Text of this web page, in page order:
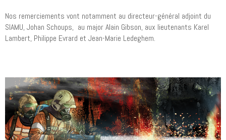
Nos remerciements vont notamment au directeur-général adjoint du
SIAMU, Johan Schoups, au major Alain Gibson, aux lieutenants Karel
Lambert, Philippe Evrard et Jean-Marie Ledeghem.